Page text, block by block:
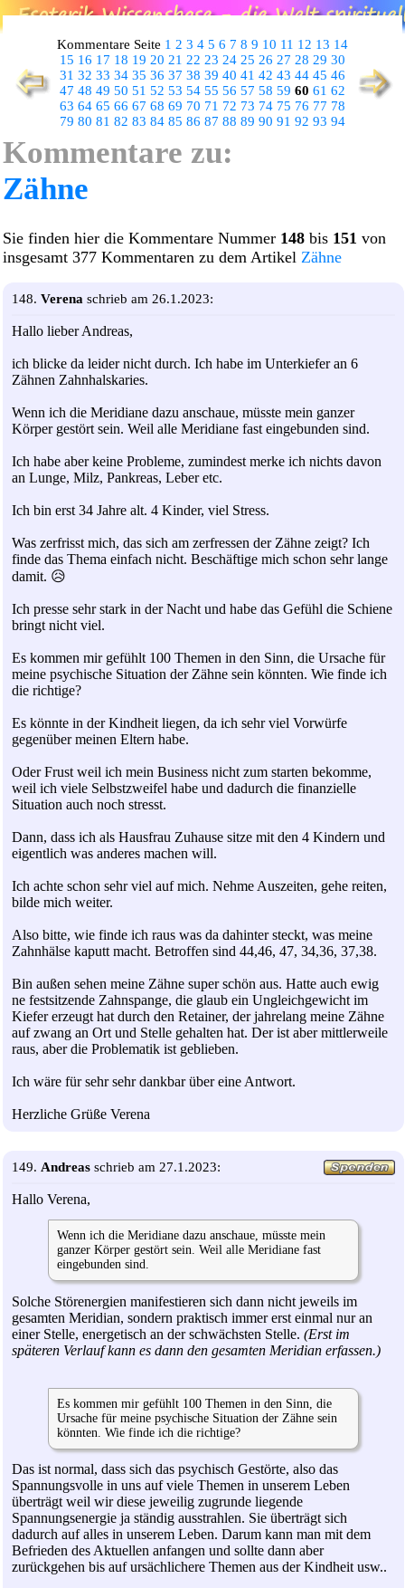
Kommentare Seite 1 2 3 4 5 6 7 8 9 10 11 12 13 14
15 16 17 18 19 20 21 22 23 24 25 26 27 28 29 30
31 32 33 34 35 36 37 38 39 40 41 42 43 44 45 46
47 48 49 50 51 52 53 54 55 56 57 58 59 60 61 62
63 64 65 66 67 68 69 70 71 72 73 74 75 76 77 78
79 80 81 82 83 84 85 86 87 88 89 90 91 92 93 94
Kommentare zu:
Zähne
Sie finden hier die Kommentare Nummer 148 bis 151 von
insgesamt 377 Kommentaren zu dem Artikel Zähne
148. Verena schrieb am 26.1.2023:
Hallo lieber Andreas,
ich blicke da leider nicht durch. Ich habe im Unterkiefer an 6
Zähnen Zahnhalskaries.
Wenn ich die Meridiane dazu anschaue, müsste mein ganzer
Körper gestört sein. Weil alle Meridiane fast eingebunden sind.
Ich habe aber keine Probleme, zumindest merke ich nichts davon
an Lunge, Milz, Pankreas, Leber etc.
Ich bin erst 34 Jahre alt. 4 Kinder, viel Stress.
Was zerfrisst mich, das sich am zerfressen der Zähne zeigt? Ich
finde das Thema einfach nicht. Beschäftige mich schon sehr lange
damit. 😥
Ich presse sehr stark in der Nacht und habe das Gefühl die Schiene
bringt nicht viel.
Es kommen mir gefühlt 100 Themen in den Sinn, die Ursache für
meine psychische Situation der Zähne sein könnten. Wie finde ich
die richtige?
Es könnte in der Kindheit liegen, da ich sehr viel Vorwürfe
gegenüber meinen Eltern habe.
Oder Frust weil ich mein Business nicht zum starten bekomme,
weil ich viele Selbstzweifel habe und dadurch die finanzielle
Situation auch noch stresst.
Dann, dass ich als Hausfrau Zuhause sitze mit den 4 Kindern und
eigentlich was anderes machen will.
Ich achte schon sehr viel auf mich. Nehme Auszeiten, gehe reiten,
bilde mich weiter.
Also bitte, wie finde ich raus was da dahinter steckt, was meine
Zahnhälse kaputt macht. Betroffen sind 44,46, 47, 34,36, 37,38.
Bin außen sehen meine Zähne super schön aus. Hatte auch ewig
ne festsitzende Zahnspange, die glaub ein Ungleichgewicht im
Kiefer erzeugt hat durch den Retainer, der jahrelang meine Zähne
auf zwang an Ort und Stelle gehalten hat. Der ist aber mittlerweile
raus, aber die Problematik ist geblieben.
Ich wäre für sehr sehr dankbar über eine Antwort.
Herzliche Grüße Verena
149. Andreas schrieb am 27.1.2023:
Hallo Verena,
Wenn ich die Meridiane dazu anschaue, müsste mein
ganzer Körper gestört sein. Weil alle Meridiane fast
eingebunden sind.
Solche Störenergien manifestieren sich dann nicht jeweils im
gesamten Meridian, sondern praktisch immer erst einmal nur an
einer Stelle, energetisch an der schwächsten Stelle. (Erst im
späteren Verlauf kann es dann den gesamten Meridian erfassen.)
Es kommen mir gefühlt 100 Themen in den Sinn, die
Ursache für meine psychische Situation der Zähne sein
könnten. Wie finde ich die richtige?
Das ist normal, dass sich das psychisch Gestörte, also das
Spannungsvolle in uns auf viele Themen in unserem Leben
überträgt weil wir diese jeweilig zugrunde liegende
Spannungsenergie ja ständig ausstrahlen. Sie überträgt sich
dadurch auf alles in unserem Leben. Darum kann man mit dem
Befrieden des Aktuellen anfangen und sollte dann aber
zurückgehen bis auf ursächlichere Themen aus der Kindheit usw..